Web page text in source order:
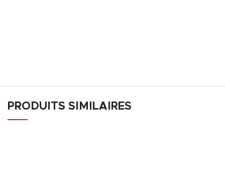
PRODUITS SIMILAIRES